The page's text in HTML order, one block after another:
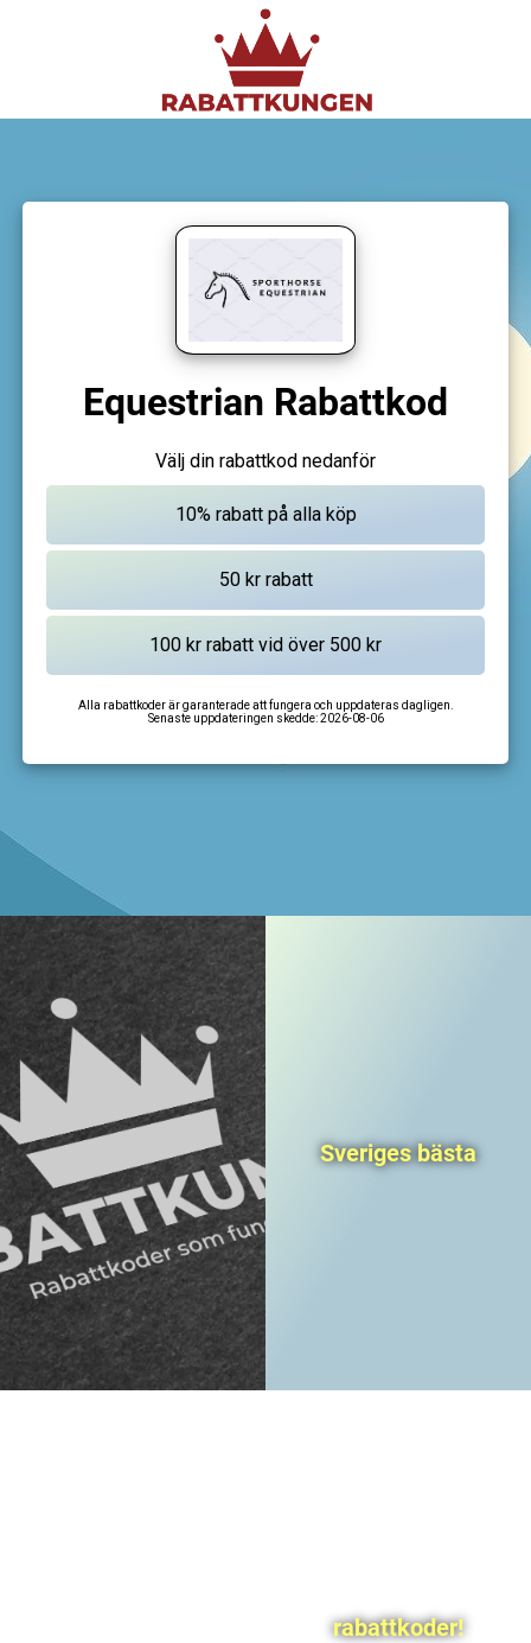
Equestrian Rabattkod
Välj din rabattkod nedanför
Alla rabattkoder är garanterade att fungera och uppdateras dagligen.
Senaste uppdateringen skedde:2026-08-06
Sveriges bästa
rabattkoder!